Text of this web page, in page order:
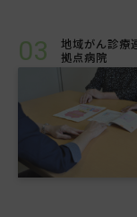
03 地域がん診療
拠点病院